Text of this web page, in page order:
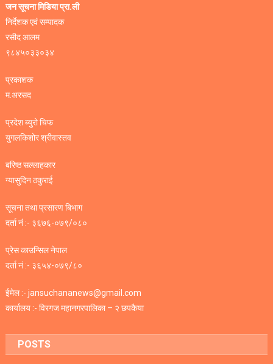
जन सूचना मिडिया प्रा.ली
निर्देशक एवं सम्पादक
रसीद आलम
९८४५०३३०३४
प्रकाशक
म.अरसद
प्रदेश ब्युरो चिफ
युगलकिशोर श्रीवास्तव
बरिष्ठ सल्लाहकार
ग्यासुदिन ठकुराई
सूचना तथा प्रसारण बिभाग
दर्ता नं :- ३६७६-०७९/०८०
प्रेस काउन्सिल नेपाल
दर्ता नं :- ३६५४-०७९/८०
ईमेल :- jansuchananews@gmail.com
कार्यालय :- विरगज महानगरपालिका – २ छपकैया
POSTS